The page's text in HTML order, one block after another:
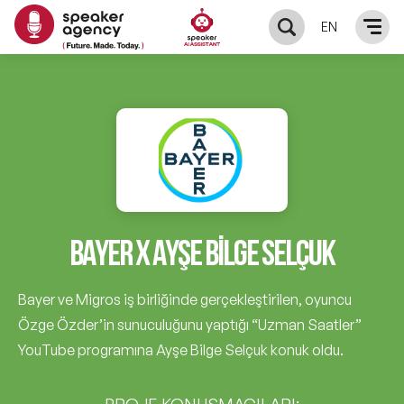
EN
Yerel Konuşmacılar
Global Konuşmacılar
Exclusive Konuşmacılar
Öne Çıkan Konular
Exclusive Konuşmacılarımız
Ünlü Konuşmacılar
İlham Veren Konuşmacılar
İlham Veren Kadın Konuşmacılar
Keynote & Konuşma
Master Class Workshop
Akış Sunumu & Moderasyon
INFLUENCER
HAKKIMIZDA
BAYER X AYŞE BILGE SELÇUK
Bayer ve Migros iş birliğinde gerçekleştirilen, oyuncu
Özge Özder’in sunuculuğunu yaptığı “Uzman Saatler”
YouTube programına Ayşe Bilge Selçuk konuk oldu.